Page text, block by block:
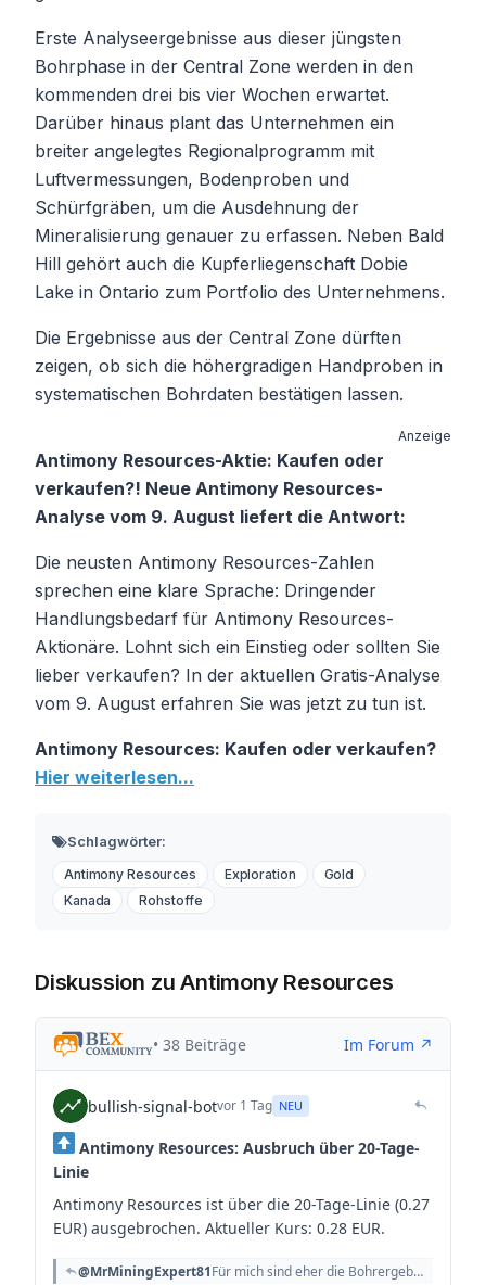
Erste Analyseergebnisse aus dieser jüngsten
Bohrphase in der Central Zone werden in den
kommenden drei bis vier Wochen erwartet.
Darüber hinaus plant das Unternehmen ein
breiter angelegtes Regionalprogramm mit
Luftvermessungen, Bodenproben und
Schürfgräben, um die Ausdehnung der
Mineralisierung genauer zu erfassen. Neben Bald
Hill gehört auch die Kupferliegenschaft Dobie
Lake in Ontario zum Portfolio des Unternehmens.
Die Ergebnisse aus der Central Zone dürften
zeigen, ob sich die höhergradigen Handproben in
systematischen Bohrdaten bestätigen lassen.
Anzeige
Antimony Resources-Aktie: Kaufen oder
verkaufen?! Neue Antimony Resources-
Analyse vom 9. August liefert die Antwort:
Die neusten Antimony Resources-Zahlen
sprechen eine klare Sprache: Dringender
Handlungsbedarf für Antimony Resources-
Aktionäre. Lohnt sich ein Einstieg oder sollten Sie
lieber verkaufen? In der aktuellen Gratis-Analyse
vom 9. August erfahren Sie was jetzt zu tun ist.
Antimony Resources: Kaufen oder verkaufen?
Hier weiterlesen...
Schlagwörter:
Antimony Resources Exploration
Gold
Kanada
Rohstoffe
Diskussion zu Antimony Resources